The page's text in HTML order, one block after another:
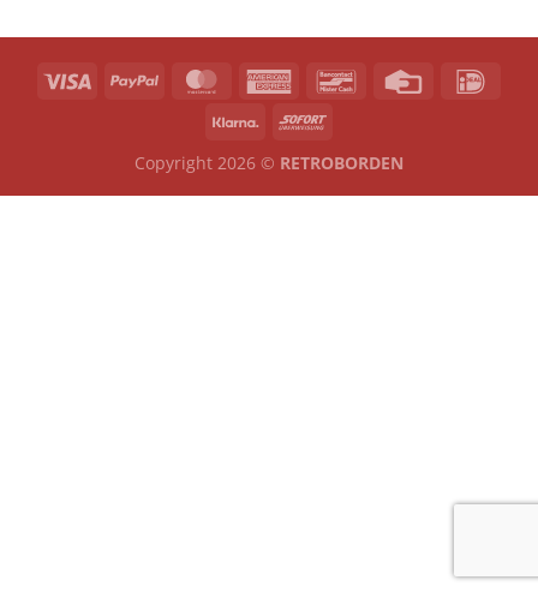
Copyright 2026 © RETROBORDEN